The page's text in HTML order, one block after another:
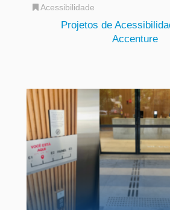
Acessibilidade
Projetos de
Accenture